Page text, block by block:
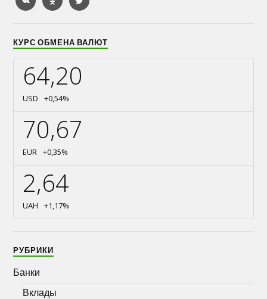
КУРС ОБМЕНА ВАЛЮТ
64,20
USD +0,54%
70,67
EUR +0,35%
2,64
UAH +1,17%
РУБРИКИ
Банки
Вклады